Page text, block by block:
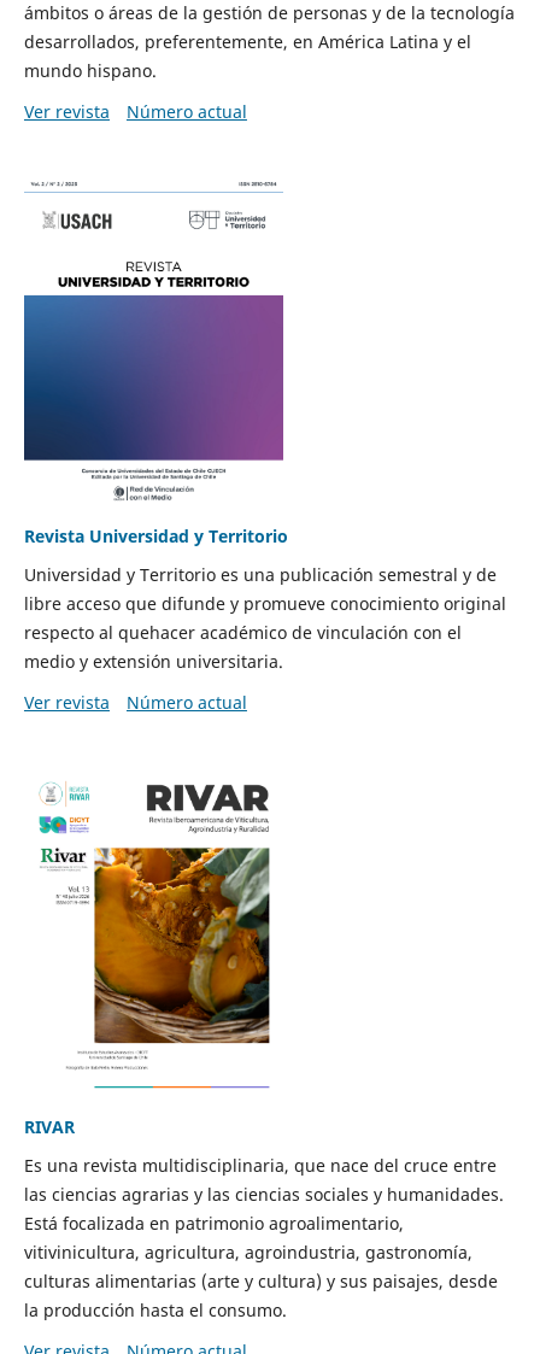
ámbitos o áreas de la gestión de personas y de la tecnología
desarrollados, preferentemente, en América Latina y el
mundo hispano.
Ver revista
Número actual
Revista Universidad y Territorio
Universidad y Territorio es una publicación semestral y de
libre acceso que difunde y promueve conocimiento original
respecto al quehacer académico de vinculación con el
medio y extensión universitaria.
Ver revista
Número actual
RIVAR
Es una revista multidisciplinaria, que nace del cruce entre
las ciencias agrarias y las ciencias sociales y humanidades.
Está focalizada en patrimonio agroalimentario,
vitivinicultura, agricultura, agroindustria, gastronomía,
culturas alimentarias (arte y cultura) y sus paisajes, desde
la producción hasta el consumo.